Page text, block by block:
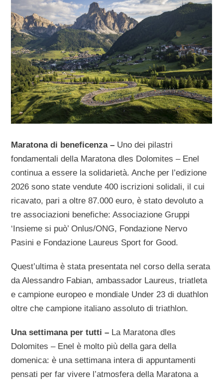
Maratona di beneficenza – Uno dei pilastri
fondamentali della Maratona dles Dolomites – Enel
continua a essere la solidarietà. Anche per l’edizione
2026 sono state vendute 400 iscrizioni solidali, il cui
ricavato, pari a oltre 87.000 euro, è stato devoluto a
tre associazioni benefiche: Associazione Gruppi
‘Insieme si può’ Onlus/ONG, Fondazione Nervo
Pasini e Fondazione Laureus Sport for Good.
Quest’ultima è stata presentata nel corso della serata
da Alessandro Fabian, ambassador Laureus, triatleta
e campione europeo e mondiale Under 23 di duathlon
oltre che campione italiano assoluto di triathlon.
Una settimana per tutti – La Maratona dles
Dolomites – Enel è molto più della gara della
domenica: è una settimana intera di appuntamenti
pensati per far vivere l’atmosfera della Maratona a